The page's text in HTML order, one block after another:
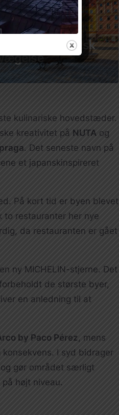
by i gastronomisk
kulinariske hovedstæder.
kreativitet på NUTA og
. Det seneste navn på
et japanskinspireret
På kort tid er byen blevet
to restauranter her nye
da restauranten er gået
ny MICHELIN-stjerne. Det
de største byer,
en anledning til at
by Paco Pérez, mens
I syd bidrager
gør området særligt
højt niveau.